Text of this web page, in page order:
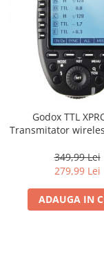
negative late
Scanere Film
Binocluri, Lupe si
Binocluri
Accesorii pentru
Telescoape
Aparate de colectie
Aparate foto de
format 24x36mm
Aparate foto de
Godox TTL
Transmitator
349,99 Lei
279,99 Lei
ADAUGA IN